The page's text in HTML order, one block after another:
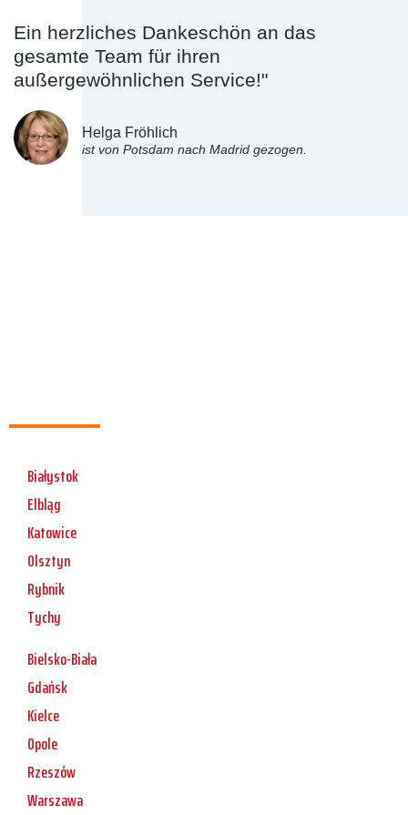
Ein herzliches Dankeschön an das
gesamte Team für ihren
außergewöhnlichen Service!"
Helga Fröhlich
ist von Potsdam nach Madrid gezogen.
Białystok
Elbląg
Katowice
Olsztyn
Rybnik
Tychy
Bielsko-Biała
Gdańsk
Kielce
Opole
Rzeszów
Warszawa